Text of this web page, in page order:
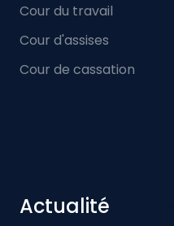
Cour du travail
Cour d'assises
Cour de cassation
Actualité